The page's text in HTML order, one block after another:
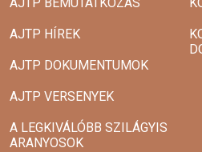
AJTP HÍREK
AJTP DOKUMENTUMOK
AJTP VERSENYEK
A LEGKIVÁLÓBB SZILÁGYIS
ARANYOSOK